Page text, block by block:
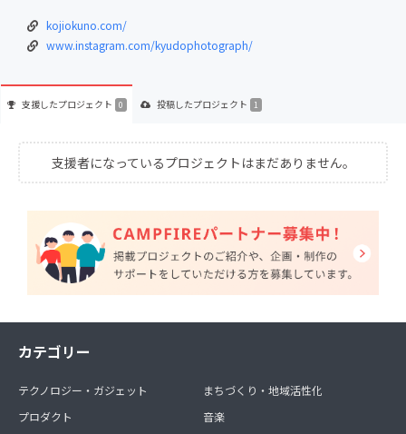
kojiokuno.com/
www.instagram.com/kyudophotograph/
支援したプロジェクト 0 投稿したプロジェクト 1
支援者になっているプロジェクトはまだありません。
カテゴリー
テクノロジー・ガジェット
プロダクト
まちづくり・地域活性化
音楽